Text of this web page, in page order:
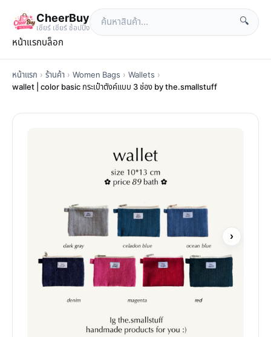
CheerBuy
เซียร์ เซียร์ ช้อปปิ้ง
🔍
หน้าแรกบล็อก
หน้าแรก › ร้านค้า › Women Bags › Wallets ›
wallet | color basic กระเป๋าตังค์แบบ 3 ช่อง by the.smallstuff
›